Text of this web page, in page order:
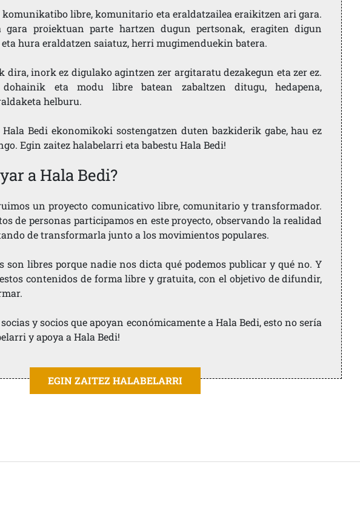
libre, komunitario eta eraldatzailea eraikitzen ari gara.
gara proiektuan parte hartzen dugun pertsonak, eragiten digun
hura eraldatzen saiatuz, herri mugimenduekin batera.
dira, inork ez digulako agintzen zer argitaratu dezakegun eta zer ez.
eta modu libre batean zabaltzen ditugu, hedapena,
helburu.
Bedi ekonomikoki sostengatzen duten bazkiderik gabe, hau ez
Egin zaitez halabelarri eta babestu Hala Bedi!
a Hala Bedi?
un proyecto comunicativo libre, comunitario y transformador.
de personas participamos en este proyecto, observando la realidad
de transformarla junto a los movimientos populares.
son libres porque nadie nos dicta qué podemos publicar y qué no. Y
contenidos de forma libre y gratuita, con el objetivo de difundir,
y socios que apoyan económicamente a Hala Bedi, esto no sería
y apoya a Hala Bedi!
EGIN ZAITEZ HALABELARRI